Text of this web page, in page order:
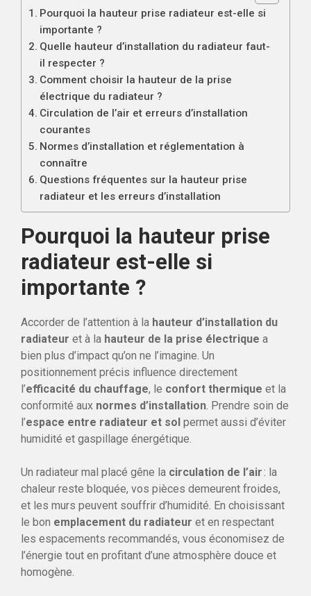
Pourquoi la hauteur prise radiateur est-elle si
importante ?
Quelle hauteur d’installation du radiateur faut-
il respecter ?
Comment choisir la hauteur de la prise
électrique du radiateur ?
Circulation de l’air et erreurs d’installation
courantes
Normes d’installation et réglementation à
connaître
Questions fréquentes sur la hauteur prise
radiateur et les erreurs d’installation
Pourquoi la hauteur prise
radiateur est-elle si
importante ?
Accorder de l’attention à la hauteur d’installation du
radiateur et à la hauteur de la prise électrique a
bien plus d’impact qu’on ne l’imagine. Un
positionnement précis influence directement
l’efficacité du chauffage, le confort thermique et la
conformité aux normes d’installation. Prendre soin de
l’espace entre radiateur et sol permet aussi d’éviter
humidité et gaspillage énergétique.
Un radiateur mal placé gêne la circulation de l’air: la
chaleur reste bloquée, vos pièces demeurent froides,
et les murs peuvent souffrir d’humidité. En choisissant
le bon emplacement du radiateur et en respectant
les espacements recommandés, vous économisez de
l’énergie tout en profitant d’une atmosphère douce et
homogène.